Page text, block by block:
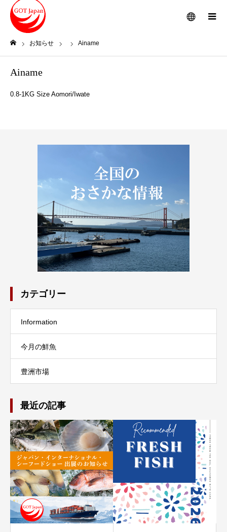
メニュー
お知らせ Ainame
Ainame
0.8-1KG Size Aomori/Iwate
カテゴリー
Information
今月の鮮魚
豊洲市場
最近の記事